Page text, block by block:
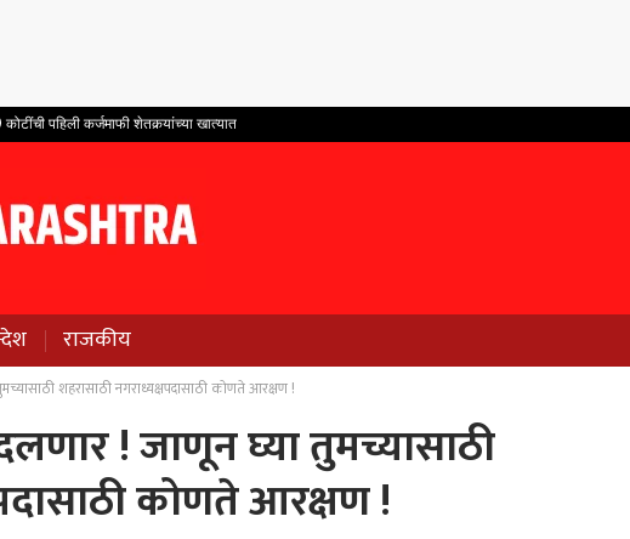
पहिली कर्जमाफी शेतकर्‍यांच्या खात्यात
राजकीय
शहरासाठी नगराध्यक्षपदासाठी कोणते आरक्षण !
! जाणून घ्या तुमच्यासाठी
कोणते आरक्षण !